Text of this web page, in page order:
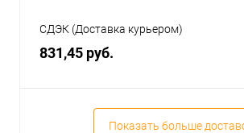
СДЭК (Доставка курьером)
831,45 руб.
Показать больше